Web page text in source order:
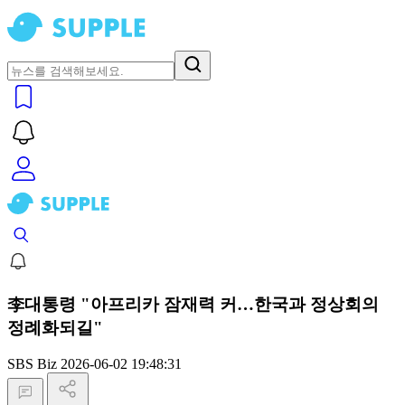
李대통령 "아프리카 잠재력 커…한국과 정상회의
정례화되길"
SBS Biz 2026-06-02 19:48:31